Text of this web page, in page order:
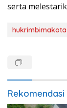
serta
hukrimbimakota